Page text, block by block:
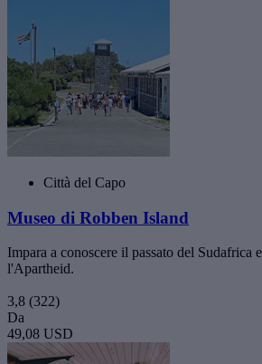
Città del Capo
Museo di Robben Island
Impara a conoscere il passato del Sudafrica
l'Apartheid.
3,8 (322)
Da
49,08 USD